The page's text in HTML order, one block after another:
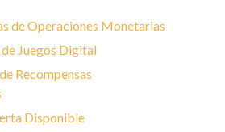
de Operaciones Monetarias
Juegos Digital
Recompensas
Disponible